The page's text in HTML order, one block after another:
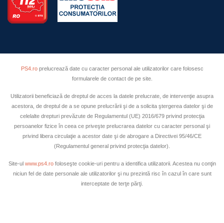
PS4.roprelucrează date cu caracter personal ale utilizatorilor care folosesc
formularele de contact de pe site.
Utilizatorii beneficiază de dreptul de acces la datele prelucrate, de intervenţie asupra
acestora, de dreptul de a se opune prelucrării şi de a solicita ştergerea datelor şi de
celelalte drepturi prevăzute de Regulamentul (UE) 2016/679 privind protecţia
persoanelor fizice în ceea ce priveşte prelucrarea datelor cu caracter personal şi
privind libera circulaţie a acestor date şi de abrogare a Directivei 95/46/CE
(Regulamentul general privind protecţia datelor).
Site-ul www.ps4.rofoloseşte cookie-uri pentru a identifica utilizatorii. Acestea nu conţin
niciun fel de date personale ale utilizatorilor şi nu prezintă risc în cazul în care sunt
interceptate de terţe părţi.